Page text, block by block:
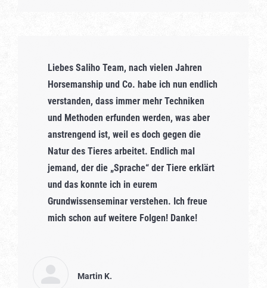
Liebes Saliho Team, nach vielen Jahren
Horsemanship und Co. habe ich nun endlich
verstanden, dass immer mehr Techniken
und Methoden erfunden werden, was aber
anstrengend ist, weil es doch gegen die
Natur des Tieres arbeitet. Endlich mal
jemand, der die „Sprache“ der Tiere erklärt
und das konnte ich in eurem
Grundwissenseminar verstehen. Ich freue
mich schon auf weitere Folgen! Danke!
Martin K.